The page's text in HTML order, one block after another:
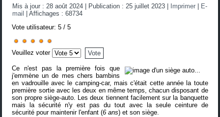
Mis à jour : 28 août 2024 Publication : 25 juillet 2023 Imprimer
E-
mail
|Affichages : 68734
Vote utilisateur:5 /5
Veuillez voter
Ce n'est pas la première fois que
j'emmène un de mes chers bambins
en vadrouille avec le camping-car, mais c'était cette année la toute
première sortie avec les deux en même temps, chacun disposant de
son propre siège-auto. Les deux tiennent facilement sur la banquette
mais la sécurité n'y est pas du tout avec la seule ceinture de
sécurité pour maintenir l'enfant (6 ans) et son siège.